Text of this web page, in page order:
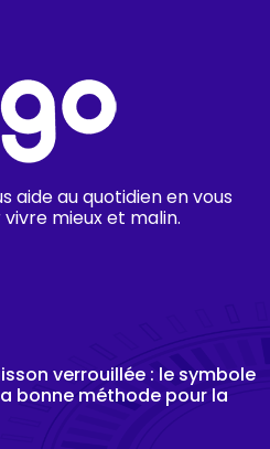
aide au quotidien en vous
mieux et malin.
verrouillée : le symbole
bonne méthode pour la